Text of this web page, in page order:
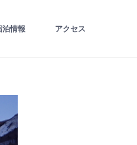
泊情報 アクセス